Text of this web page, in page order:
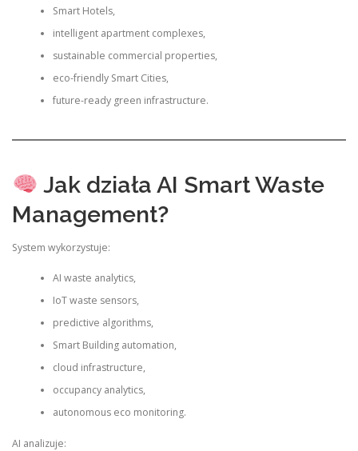
Smart Hotels,
intelligent apartment complexes,
sustainable commercial properties,
eco-friendly Smart Cities,
future-ready green infrastructure.
Jak działa AI Smart Waste
Management?
System wykorzystuje:
AI waste analytics,
IoT waste sensors,
predictive algorithms,
Smart Building automation,
cloud infrastructure,
occupancy analytics,
autonomous eco monitoring.
AI analizuje: